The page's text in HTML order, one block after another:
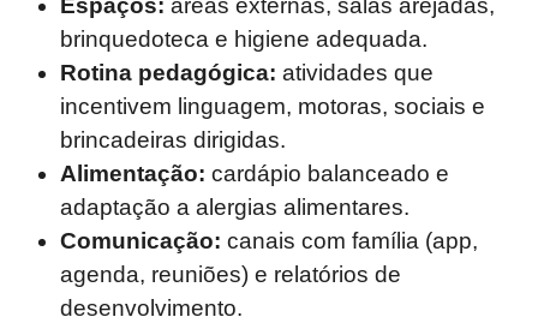
Espaços: áreas externas, salas arejadas,
brinquedoteca e higiene adequada.
Rotina pedagógica: atividades que
incentivem linguagem, motoras, sociais e
brincadeiras dirigidas.
Alimentação: cardápio balanceado e
adaptação a alergias alimentares.
Comunicação: canais com família (app,
agenda, reuniões) e relatórios de
desenvolvimento.